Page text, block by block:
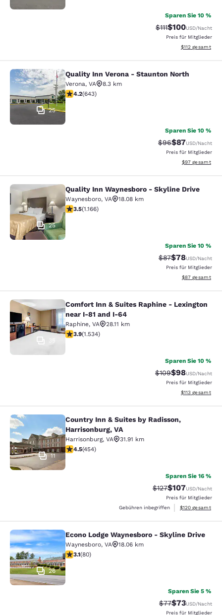
Sparen Sie 10 %
Durchgestrichener
$111Vergünstigter
$100USD/Nacht
Preis für Mitglieder
Geschätzte
$112 gesamt
Quality Inn Verona - Staunton North
25
Quality Inn Verona - Staunton North
Verona, VA
8.3 km
4.24-Sterne-Bewertung. Hervorragend. 643
4.2(643)
Sparen Sie 10 %
$96Vergünstigter
$87USD/Nacht
Preis für Mitglieder
Geschätzte
$97 gesamt
Quality Inn Waynesboro - Skyline
25
Quality Inn Waynesboro - Skyline Drive
Waynesboro, VA
18.08 km
3.49-Sterne-Bewertung. Gut. 1166 Bewertungen
3.5(1.166)
Sparen Sie 10 %
$87Vergünstigter
$78USD/Nacht
Preis für Mitglieder
Geschätzte
$87 gesamt
Comfort Inn & Suites Raphine -
Comfort Inn & Suites Raphine - Lexington
near I-81 and I-64
Raphine, VA
28.11 km
3.93-Sterne-Bewertung. Gut. 1534 Bewertungen
3.9(1.534)
Sparen Sie 10 %
Durchgestrichener
$109Vergünstigter
$98USD/Nacht
Preis für Mitglieder
Geschätzte
$113 gesamt
Country Inn & Suites by Radisson,
11
Country Inn & Suites by Radisson,
Harrisonburg, VA
Harrisonburg, VA
31.91 km
4.5-Sterne-Bewertung. Hervorragend. 454
4.5(454)
Sparen Sie 16 %
Durchgestrichener
$127Vergünstigter
$107USD/Nacht
Preis für Mitglieder
Gebühren inbegriffen
Geschätzte
$120 gesamt
Econo Lodge Waynesboro - Skyline
26
Econo Lodge Waynesboro - Skyline Drive
Waynesboro, VA
18.06 km
3.11-Sterne-Bewertung. Gut. 80 Bewertungen
3.1(80)
Sparen Sie 5 %
$77Vergünstigter
$73USD/Nacht
Preis für Mitglieder